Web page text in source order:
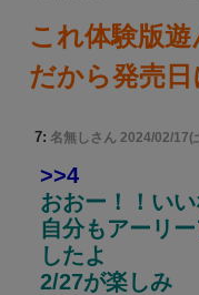
これ体験版
だから発売日
7: 名無しさん 2024/02/17(
>>4
おおー！！い
自分もアーリ
したよ
2/27が楽しみ